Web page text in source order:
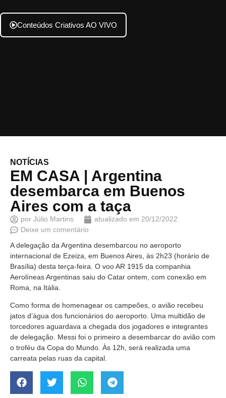
Conteúdos Criativos AO VIVO
NOTÍCIAS
EM CASA | Argentina
desembarca em Buenos
Aires com a taça
por Júlio Martins atualizado em 20/12/2022
Deixe um comentário
A delegação da Argentina desembarcou no aeroporto
internacional de Ezeiza, em Buenos Aires, às 2h23 (horário de
Brasília) desta terça-feira. O voo AR 1915 da companhia
Aerolíneas Argentinas saiu do Catar ontem, com conexão em
Roma, na Itália.
Como forma de homenagear os campeões, o avião recebeu
jatos d’água dos funcionários do aeroporto. Uma multidão de
torcedores aguardava a chegada dos jogadores e integrantes
de delegação. Messi foi o primeiro a desembarcar do avião com
o troféu da Copa do Mundo. Às 12h, será realizada uma
carreata pelas ruas da capital.